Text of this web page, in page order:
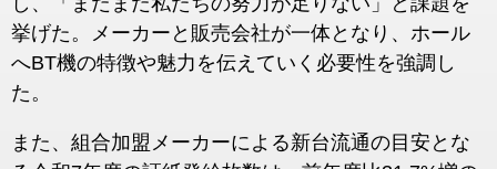
挙げた。メーカーと販売会社が一体となり、ホール
へBT機の特徴や魅力を伝えていく必要性を強調し
た。
また、組合加盟メーカーによる新台流通の目安とな